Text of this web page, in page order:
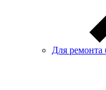
Для ремонта